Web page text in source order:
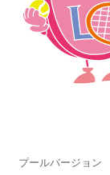
プールバージョン